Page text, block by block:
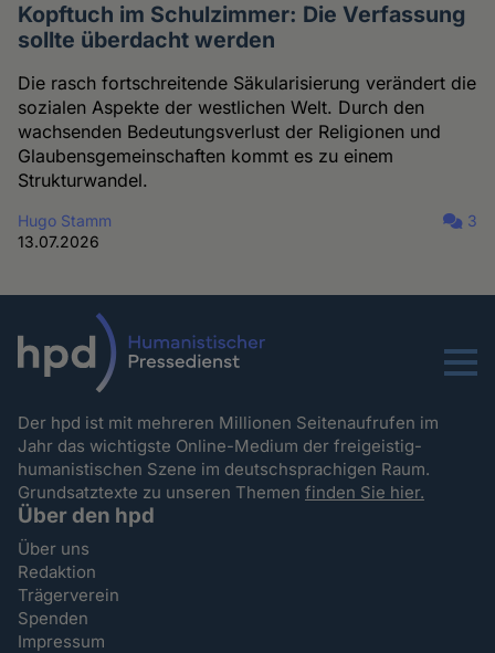
Kopftuch im Schulzimmer: Die Verfassung
sollte überdacht werden
Die rasch fortschreitende Säkularisierung verändert die
sozialen Aspekte der westlichen Welt. Durch den
wachsenden Bedeutungsverlust der Religionen und
Glaubensgemeinschaften kommt es zu einem
Strukturwandel.
Hugo Stamm
13.07.2026
3
Menu
Der hpd ist mit mehreren Millionen Seitenaufrufen im
Jahr das wichtigste Online-Medium der freigeistig-
humanistischen Szene im deutschsprachigen Raum.
Grundsatztexte zu unseren Themenfinden Sie hier.
Über den hpd
Über uns
Redaktion
Trägerverein
Spenden
Impressum